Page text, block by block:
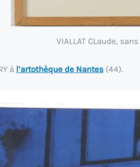
VIALLAT CLaude,
à l’artothèque de Nantes (44).